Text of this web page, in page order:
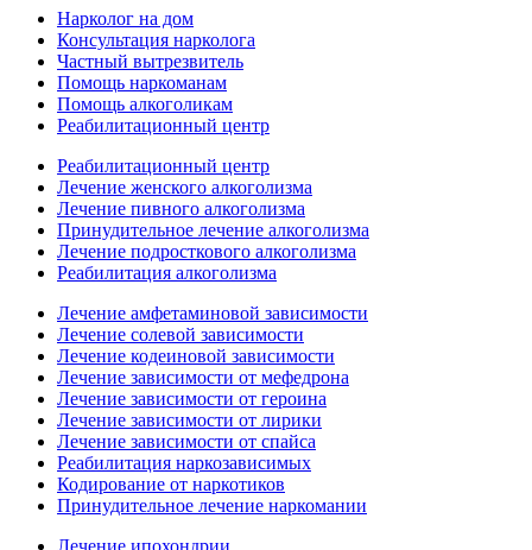
Нарколог на дом
Консультация нарколога
Частный вытрезвитель
Помощь наркоманам
Помощь алкоголикам
Реабилитационный центр
Реабилитационный центр
Лечение женского алкоголизма
Лечение пивного алкоголизма
Принудительное лечение алкоголизма
Лечение подросткового алкоголизма
Реабилитация алкоголизма
Лечение амфетаминовой зависимости
Лечение солевой зависимости
Лечение кодеиновой зависимости
Лечение зависимости от мефедрона
Лечение зависимости от героина
Лечение зависимости от лирики
Лечение зависимости от спайса
Реабилитация наркозависимых
Кодирование от наркотиков
Принудительное лечение наркомании
Лечение ипохондрии